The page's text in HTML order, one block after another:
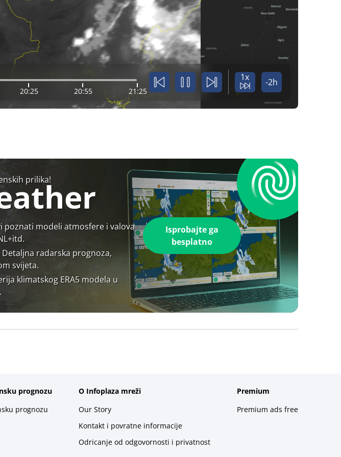
20:25 20:55 21:25
1x -2h
prilika!
poznati modeli atmosfere i valova
Detaljna radarska prognoza,
svijeta.
klimatskog ERA5 modela u
Isprobajte ga
besplatno
prognozu
prognozu
O Infoplaza mreži
Our Story
Kontakt i povratne informacije
Odricanje od odgovornosti i privatnost
Premium
Premium ads free